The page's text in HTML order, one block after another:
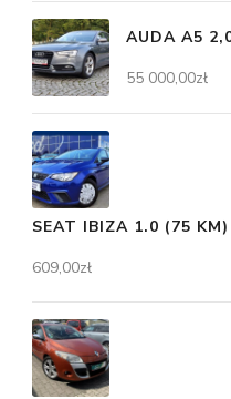
AUDA A5
55 000,00zł
SEAT IBIZA 1.0 (75 KM)
609,00zł